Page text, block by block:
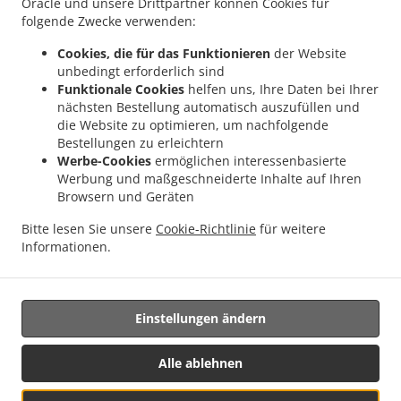
folgende Zwecke verwenden:
Cookies, die für das Funktionieren der Website
unbedingt erforderlich sind
Funktionale Cookies helfen uns, Ihre Daten bei Ihrer
nächsten Bestellung automatisch auszufüllen und
die Website zu optimieren, um nachfolgende
Bestellungen zu erleichtern
Werbe-Cookies ermöglichen interessenbasierte
Werbung und maßgeschneiderte Inhalte auf Ihren
Browsern und Geräten
Bitte lesen Sie unsere Cookie-Richtlinie für weitere
Informationen.
Alle ablehnen
Einstellungen ändern
Indisches Essen Lieferservice Pontpierre . Indisches Essen Lieferservice Junglinster
Indisches Essen Lieferservice Weiler zum Tuer . Indisches Essen Lieferservice Weiler-
la-Tour Hassel
. Indisches Essen Lieferservice Weiler-la-Tour
Lieferservice Monnerich Steinbrücken
. Indisches Essen Lieferservice Monnerich
Indisches Essen Lieferservice Ehlange-sur-Mess
. Indisches Essen Lieferservice Kielen
Indisches Essen Lieferservice Findel Hamm . Indisches Essen Lieferservice Findel
Indisches Essen Lieferservice Reckingen/Mess Wickringen
.
Indisches Essen
Lieferservice Reckingen/Mess Ehlange-sur-Mess
.
Lieferservice Sandweiler Hamm . Indisches Essen Lieferservice Sandweiler
Essen Lieferservice. Essen zum mitnehmen und zum Liefern
Unterstützt von:
Letz2Go S.A.R.L.-s| info@letz2go.com | +34661617059